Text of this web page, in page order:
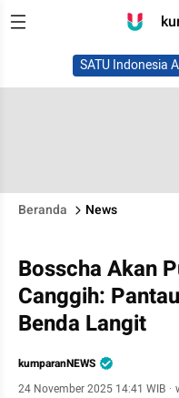
SATU Indonesia
Beranda News
Bosscha Akan
Canggih:
Benda Langit
kumparanNEWS
24 November 2025 14:41 WIB ·